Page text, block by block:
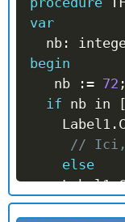
var
  nb
:
begin
   nb
:= 72 ;
if nb in [
    Label1
.
// Ici,
else
    Label1
.
// La